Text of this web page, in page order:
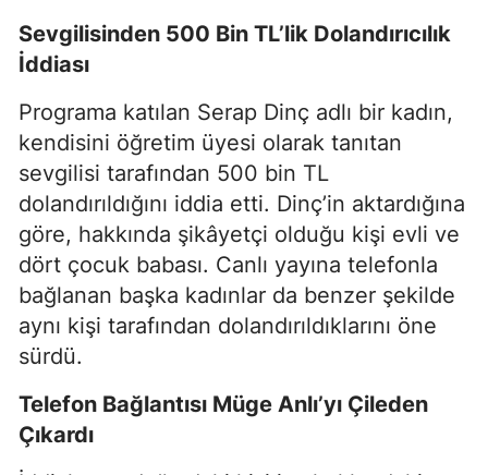
Sevgilisinden 500 Bin TL’lik Dolandırıcılık
İddiası
Programa katılan Serap Dinç adlı bir kadın,
kendisini öğretim üyesi olarak tanıtan
sevgilisi tarafından 500 bin TL
dolandırıldığını iddia etti. Dinç’in aktardığına
göre, hakkında şikâyetçi olduğu kişi evli ve
dört çocuk babası. Canlı yayına telefonla
bağlanan başka kadınlar da benzer şekilde
aynı kişi tarafından dolandırıldıklarını öne
sürdü.
Telefon Bağlantısı Müge Anlı’yı Çileden
Çıkardı